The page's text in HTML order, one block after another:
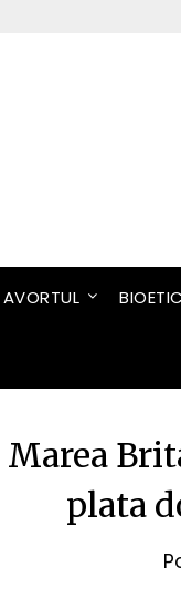
AVORTUL
plata